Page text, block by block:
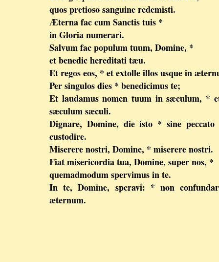
quos pretioso sanguine redemisti.
Æterna fac cum Sanctis tuis *
in Gloria numerari.
Salvum fac populum tuum, Domine, *
et benedic hereditati tæu.
Et regos eos, * et extolle illos usque in
Per singulos dies * benedicimus te;
Et laudamus nomen tuum in sæculum, *
sæculum sæculi.
Dignare, Domine, die isto * sine peccato
custodire.
Miserere nostri, Domine, * miserere nostri.
Fiat misericordia tua, Domine, super nos, *
quemadmodum spervimus in te.
In te, Domine, speravi: * non
æternum.